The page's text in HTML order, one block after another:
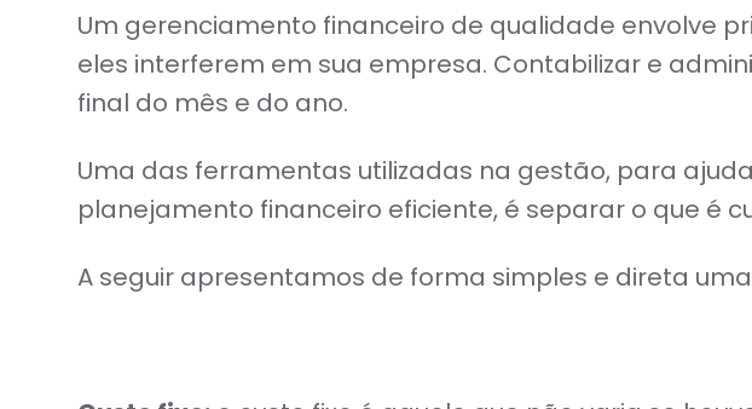
Um gerenciamento financeiro de qualidade envolve
eles interferem em sua empresa. Contabilizar e
final do mês e do ano.
Uma das ferramentas utilizadas na gestão, para
planejamento financeiro eficiente, é separar o que é
A seguir apresentamos de forma simples e direta